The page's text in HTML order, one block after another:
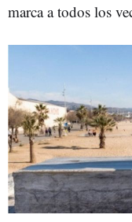
marca a todos los